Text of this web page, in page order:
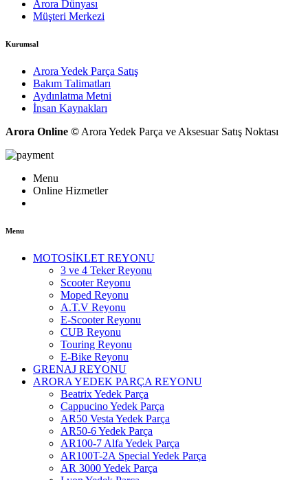
Arora Dünyası
Müşteri Merkezi
Kurumsal
Arora Yedek Parça Satış
Bakım Talimatları
Aydınlatma Metni
İnsan Kaynakları
Arora Online © Arora Yedek Parça ve Aksesuar Satış Noktası
Menu
Online Hizmetler
Menu
MOTOSİKLET REYONU
3 ve 4 Teker Reyonu
Scooter Reyonu
Moped Reyonu
A.T.V Reyonu
E-Scooter Reyonu
CUB Reyonu
Touring Reyonu
E-Bike Reyonu
GRENAJ REYONU
ARORA YEDEK PARÇA REYONU
Beatrix Yedek Parça
Cappucino Yedek Parça
AR50 Vesta Yedek Parça
AR50-6 Yedek Parça
AR100-7 Alfa Yedek Parça
AR100T-2A Special Yedek Parça
AR 3000 Yedek Parça